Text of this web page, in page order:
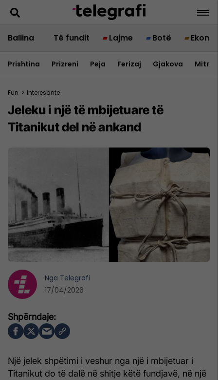
Ballina Të fundit Lajme Botë
Prishtina Prizreni Peja Ferizaj Gjakova
Fun > Interesante
Jeleku i një të mbijetuare të
Titanikut del në ankand
Një jelek shpëtimi i veshur nga një i mbijetuar i
Titanikut do të dalë në shitje këtë fundjavë, në një
Nga Telegrafi
17/04/2026